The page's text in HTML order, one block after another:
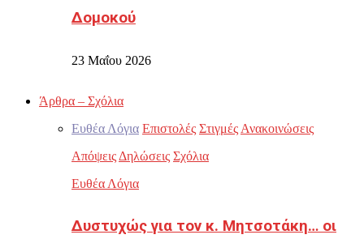
Δομοκού
23 Μαΐου 2026
Άρθρα – Σχόλια
Ευθέα Λόγια Επιστολές Στιγμές Ανακοινώσεις
Απόψεις Δηλώσεις Σχόλια
Ευθέα Λόγια
Δυστυχώς για τον κ. Μητσοτάκη… οι